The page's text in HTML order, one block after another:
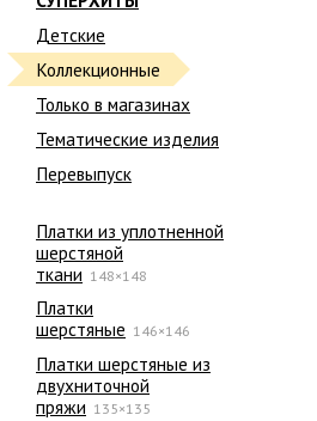
Детские
Коллекционные
Только в магазинах
Тематические изделия
Перевыпуск
Платки из уплотненной
шерстяной
ткани 148×148
Платки
шерстяные 146×146
Платки шерстяные из
двухниточной
пряжи 135×135